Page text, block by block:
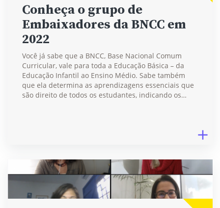
Conheça o grupo de
Embaixadores da BNCC em
2022
Você já sabe que a BNCC, Base Nacional Comum
Curricular, vale para toda a Educação Básica – da
Educação Infantil ao Ensino Médio. Sabe também
que ela determina as aprendizagens essenciais que
são direito de todos os estudantes, indicando os…